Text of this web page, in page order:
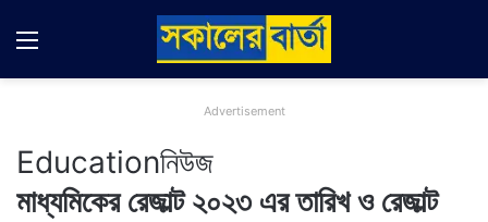
Menu
Advertisement
Educationনিউজ
মাধ্যমিকের রেজাল্ট ২০২৩ এর তারিখ ও রেজাল্ট